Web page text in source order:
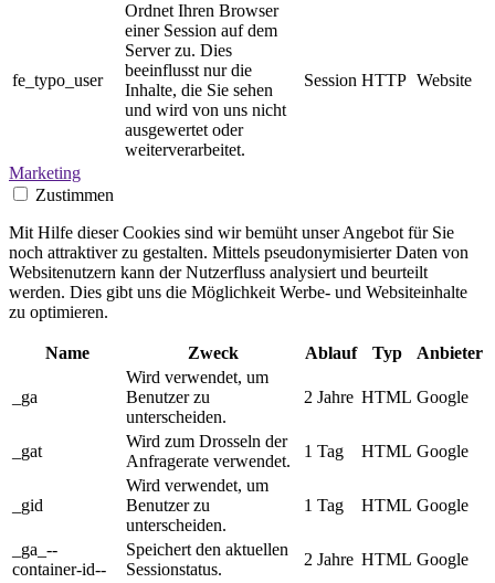
fe_typo_user
Ordnet Ihren Browser
einer Session auf dem
Server zu. Dies
beeinflusst nur die
Inhalte, die Sie sehen
und wird von uns nicht
ausgewertet oder
weiterverarbeitet.
Session HTTP Website
Marketing
Zustimmen
Mit Hilfe dieser Cookies sind wir bemüht unser Angebot für Sie
noch attraktiver zu gestalten. Mittels pseudonymisierter Daten von
Websitenutzern kann der Nutzerfluss analysiert und beurteilt
werden. Dies gibt uns die Möglichkeit Werbe- und Websiteinhalte
zu optimieren.
Name Zweck Ablauf Typ Anbieter
_ga
Wird verwendet, um
Benutzer zu
unterscheiden.
2 Jahre HTML Google
_gat
Wird zum Drosseln der
Anfragerate verwendet.
1 Tag HTML Google
_gid
Wird verwendet, um
Benutzer zu
unterscheiden.
1 Tag HTML Google
_ga_--
container-id--
Speichert den aktuellen
Sessionstatus.
2 Jahre HTML Google